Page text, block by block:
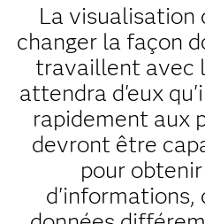
La visualisation
changer la façon
travaillent avec
attendra d'eux
rapidement aux
devront être
pour
d'informations,